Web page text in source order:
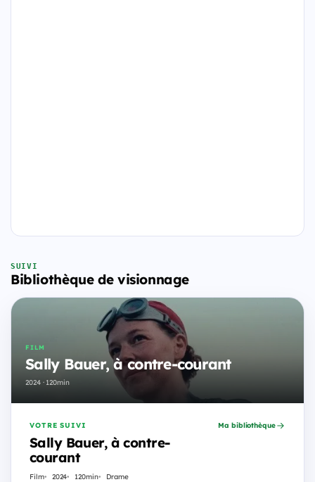
SUIVI
Bibliothèque de visionnage
FILM
Sally Bauer, à contre-courant
2024 · 120min
VOTRE SUIVI
Sally Bauer, à contre-
courant
Film 2024 120min Drame
Ma bibliothèque